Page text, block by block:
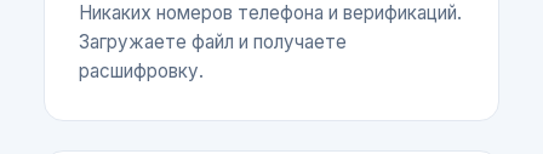
Никаких номеров телефона и верификаций.
Загружаете файл и получаете
расшифровку.